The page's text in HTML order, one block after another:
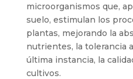
microorganismos que,
suelo, estimulan los
plantas, mejorando la
nutrientes, la tolerancia
última instancia, la
cultivos.